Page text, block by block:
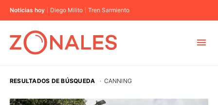
Noticias hoy Diego Milito Tren Sarmiento
CABA
RESULTADOS DE BÚSQUEDA · CANNING